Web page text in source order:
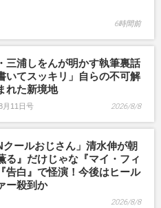
6時間前
三浦しをんが明かす執筆裏話
いてスッキリ」自らの不可解
れた新境地
月11日号 2026/8/8
クールおじさん」清水伸が朝
る』だけじゃな『マイ・フィ
告白』で怪演！今後はヒール
ー殺到か
2026/8/8